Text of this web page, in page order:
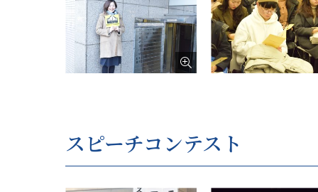
スピーチコンテスト